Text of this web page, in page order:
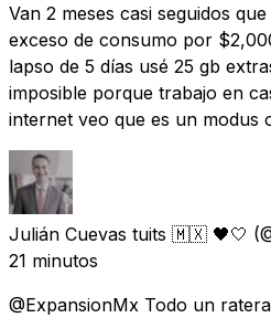
Van 2 meses casi seguidos
exceso de consumo por
lapso de 5 días usé 25 gb
imposible porque trabajo en
internet veo que es un modus
Julián Cuevas tuits 🇲🇽 🖤🤍
21 minutos
@ExpansionMx Todo un